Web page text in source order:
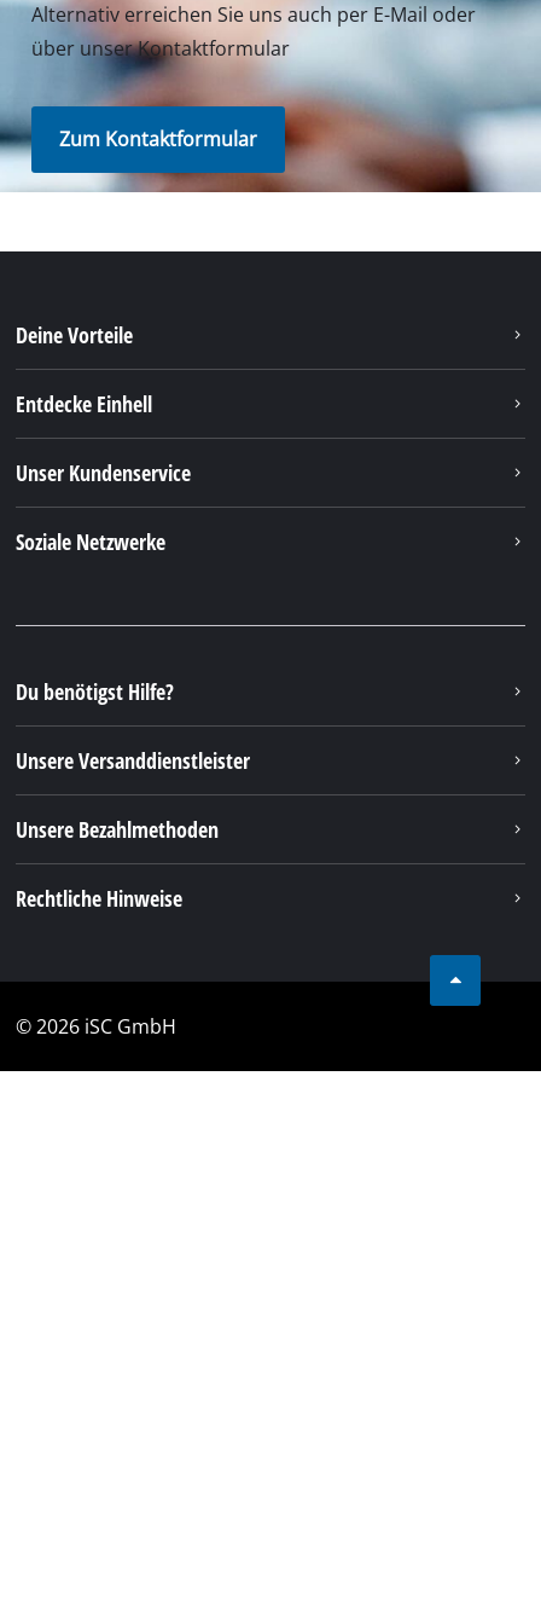
Alternativ erreichen Sie uns auch per E-Mail oder
über unser Kontaktformular
Zum Kontaktformular
Deine Vorteile
Entdecke Einhell
Unser Kundenservice
Soziale Netzwerke
Du benötigst Hilfe?
Unsere Versanddienstleister
Unsere Bezahlmethoden
Rechtliche Hinweise
© 2026 iSC GmbH